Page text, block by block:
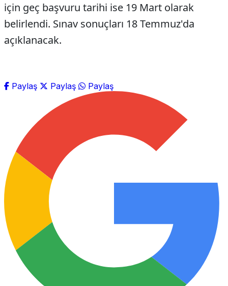
için geç başvuru tarihi ise 19 Mart olarak
belirlendi. Sınav sonuçları 18 Temmuz'da
açıklanacak.
Paylaş Paylaş Paylaş